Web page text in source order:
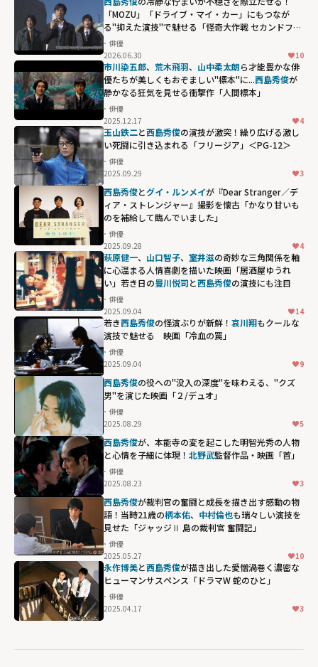
「MOZU」「ドライブ・マイ・カー」にもつなが
る"抑えた演技"で魅せる「怪奇大作戦 セカンドファ
イル」
俳優
2026.06.30
10
西島秀俊が静か
なる狂気を見せ
る衝撃作「人間
標本」"
width="304"
height="203"
loading="lazy"
fetchpriority="h
igh">
市川染五郎、 荒木飛羽、 山中柔太朗ら才能豊かな俳
優たちが美しくもおぞましい"標本"に...西島秀俊が
静かなる狂気を見せる衝撃作「人間標本」
俳優
2025.12.17
4
玉山鉄二と西島秀俊の演技が激突！繰り広げる激し
い死闘に引き込まれる「フリージア」＜PG-12＞
俳優
2025.09.29
3
西島秀俊とグイ・ルンメイが『Dear Stranger／デ
ィア・ストレンジャー』撮影を懐古「かなり甘いも
のを補給して臨んでいました」
俳優
2025.09.28
4
萩原健一、 山口智子、 室井滋の奇妙な三角関係を軸
に心温まる人情喜劇を描いた映画「居酒屋ゆうれ
い」若き日の豊川悦司と西島秀俊の演技にも注目
俳優
2025.09.04
14
若き西島秀俊の怪演ぶりが新鮮！ 哀川翔もクールな
演技で魅せる 映画「冷血の罠」
俳優
2025.09.04
9
西島秀俊の役への"没入の深度"を味わえる、"クズ
男"を演じた映画「２/デュオ」
俳優
2025.08.29
5
西島秀俊が、本能寺の変を起こした明智光秀の人物
と心情を子細に体現！ 北野武監督作品・映画「首」
俳優
2025.08.23
3
西島秀俊が裁判官の奮闘と成長を描き出す感動の物
語！当時21歳の柄本佑、 中村倫也も瑞々しい演技を
見せた「ジャッジⅡ 島の裁判官 奮闘記」
俳優
2025.05.27
10
永作博美と西島秀俊が描き出した愛憎渦巻く濃密な
ヒューマンサスペンス「ドラマW 蛇のひと」
俳優
2025.04.17
3